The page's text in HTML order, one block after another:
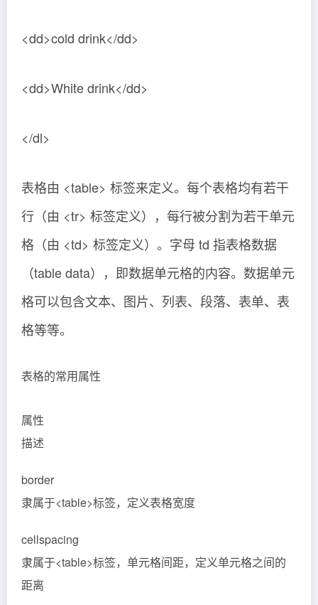
<dd>cold drink</dd>
<dd>White drink</dd>
</dl>
表格由 <table> 标签来定义。每个表格均有若干
行（由 <tr> 标签定义），每行被分割为若干单元
格（由 <td> 标签定义）。字母 td 指表格数据
（table data），即数据单元格的内容。数据单元
格可以包含文本、图片、列表、段落、表单、表
格等等。
表格的常用属性
属性
描述
border
隶属于<table>标签，定义表格宽度
cellspacing
隶属于<table>标签，单元格间距，定义单元格之间的
距离